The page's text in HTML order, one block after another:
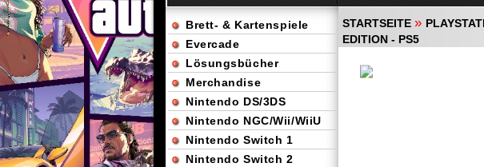
STARTSEITE »
EDITION - PS5
Brett- & Kartenspiele
Evercade
Lösungsbücher
Merchandise
Nintendo DS/3DS
Nintendo NGC/Wii/WiiU
Nintendo Switch 1
Nintendo Switch 2